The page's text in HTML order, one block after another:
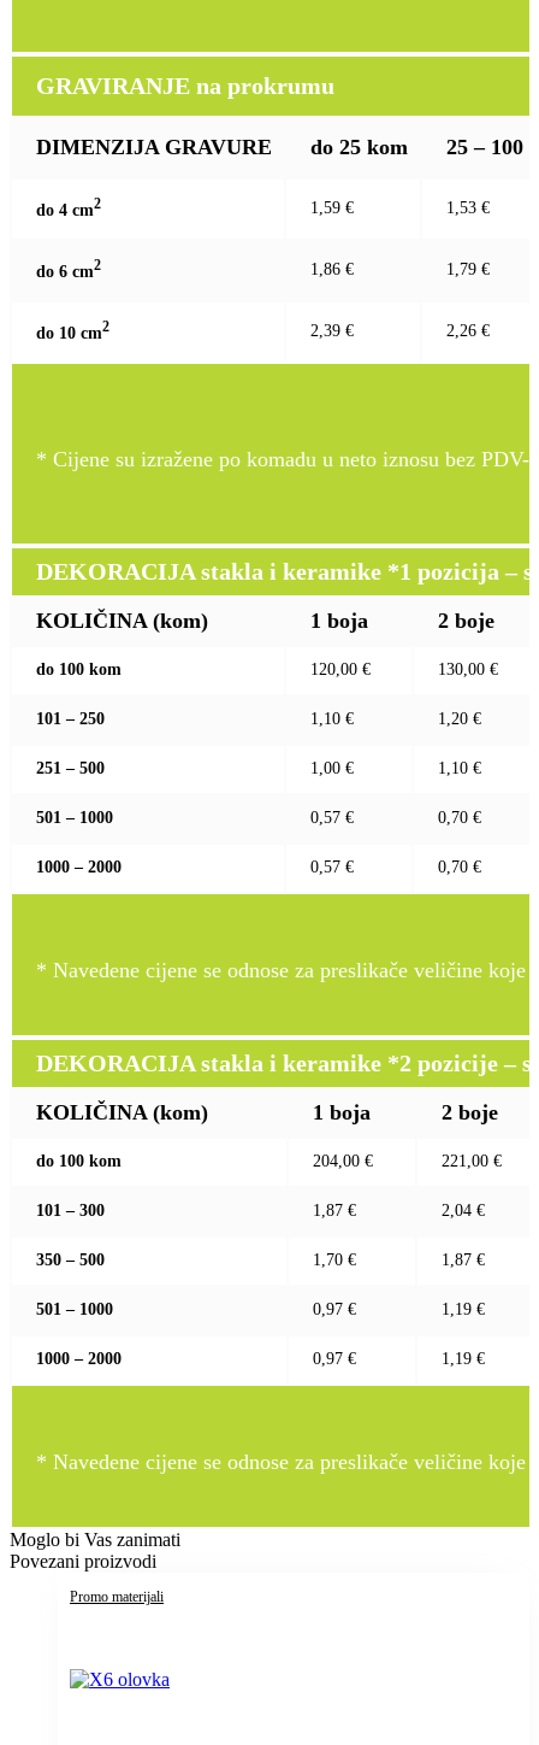
GRAVIRANJE na prokrumu
DIMENZIJA GRAVURE do 25 kom 25 – 100
do 4 cm2 1,59 € 1,53 €
do 6 cm2 1,86 € 1,79 €
do 10 cm2 2,39 € 2,26 €
* Cijene su izražene po komadu u neto iznosu bez PDV-
DEKORACIJA stakla i keramike *1 pozicija –
KOLIČINA (kom) 1 boja 2 boje
do 100 kom 120,00 € 130,00 €
101 – 250 1,10 € 1,20 €
251 – 500 1,00 € 1,10 €
501 – 1000 0,57 € 0,70 €
1000 – 2000 0,57 € 0,70 €
* Navedene cijene se odnose za preslikače veličine
DEKORACIJA stakla i keramike *2 pozicije –
KOLIČINA (kom) 1 boja 2 boje
do 100 kom 204,00 € 221,00 €
101 – 300 1,87 € 2,04 €
350 – 500 1,70 € 1,87 €
501 – 1000 0,97 € 1,19 €
1000 – 2000 0,97 € 1,19 €
* Navedene cijene se odnose za preslikače veličine
Moglo bi Vas zanimati
Povezani proizvodi
Promo materijali